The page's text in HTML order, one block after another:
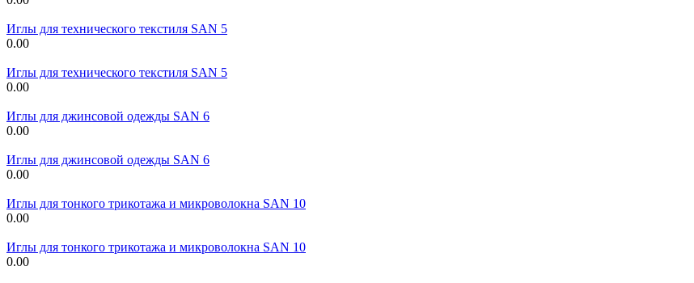
Иглы для технического текстиля SAN 5
0.00
Иглы для технического текстиля SAN 5
0.00
Иглы для джинсовой одежды SAN 6
0.00
Иглы для джинсовой одежды SAN 6
0.00
Иглы для тонкого трикотажа и микроволокна SAN 10
0.00
Иглы для тонкого трикотажа и микроволокна SAN 10
0.00